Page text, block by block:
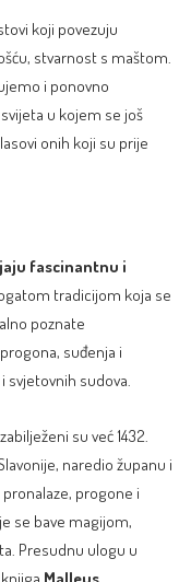
koji povezuju
stvarnost s maštom.
i ponovno
u kojem se još
onih koji su prije
fascinantnu i
tradicijom koja se
poznate
suđenja i
sudova.
su već 1432.
naredio županu i
progone i
se bave magijom,
Presudnu ulogu u